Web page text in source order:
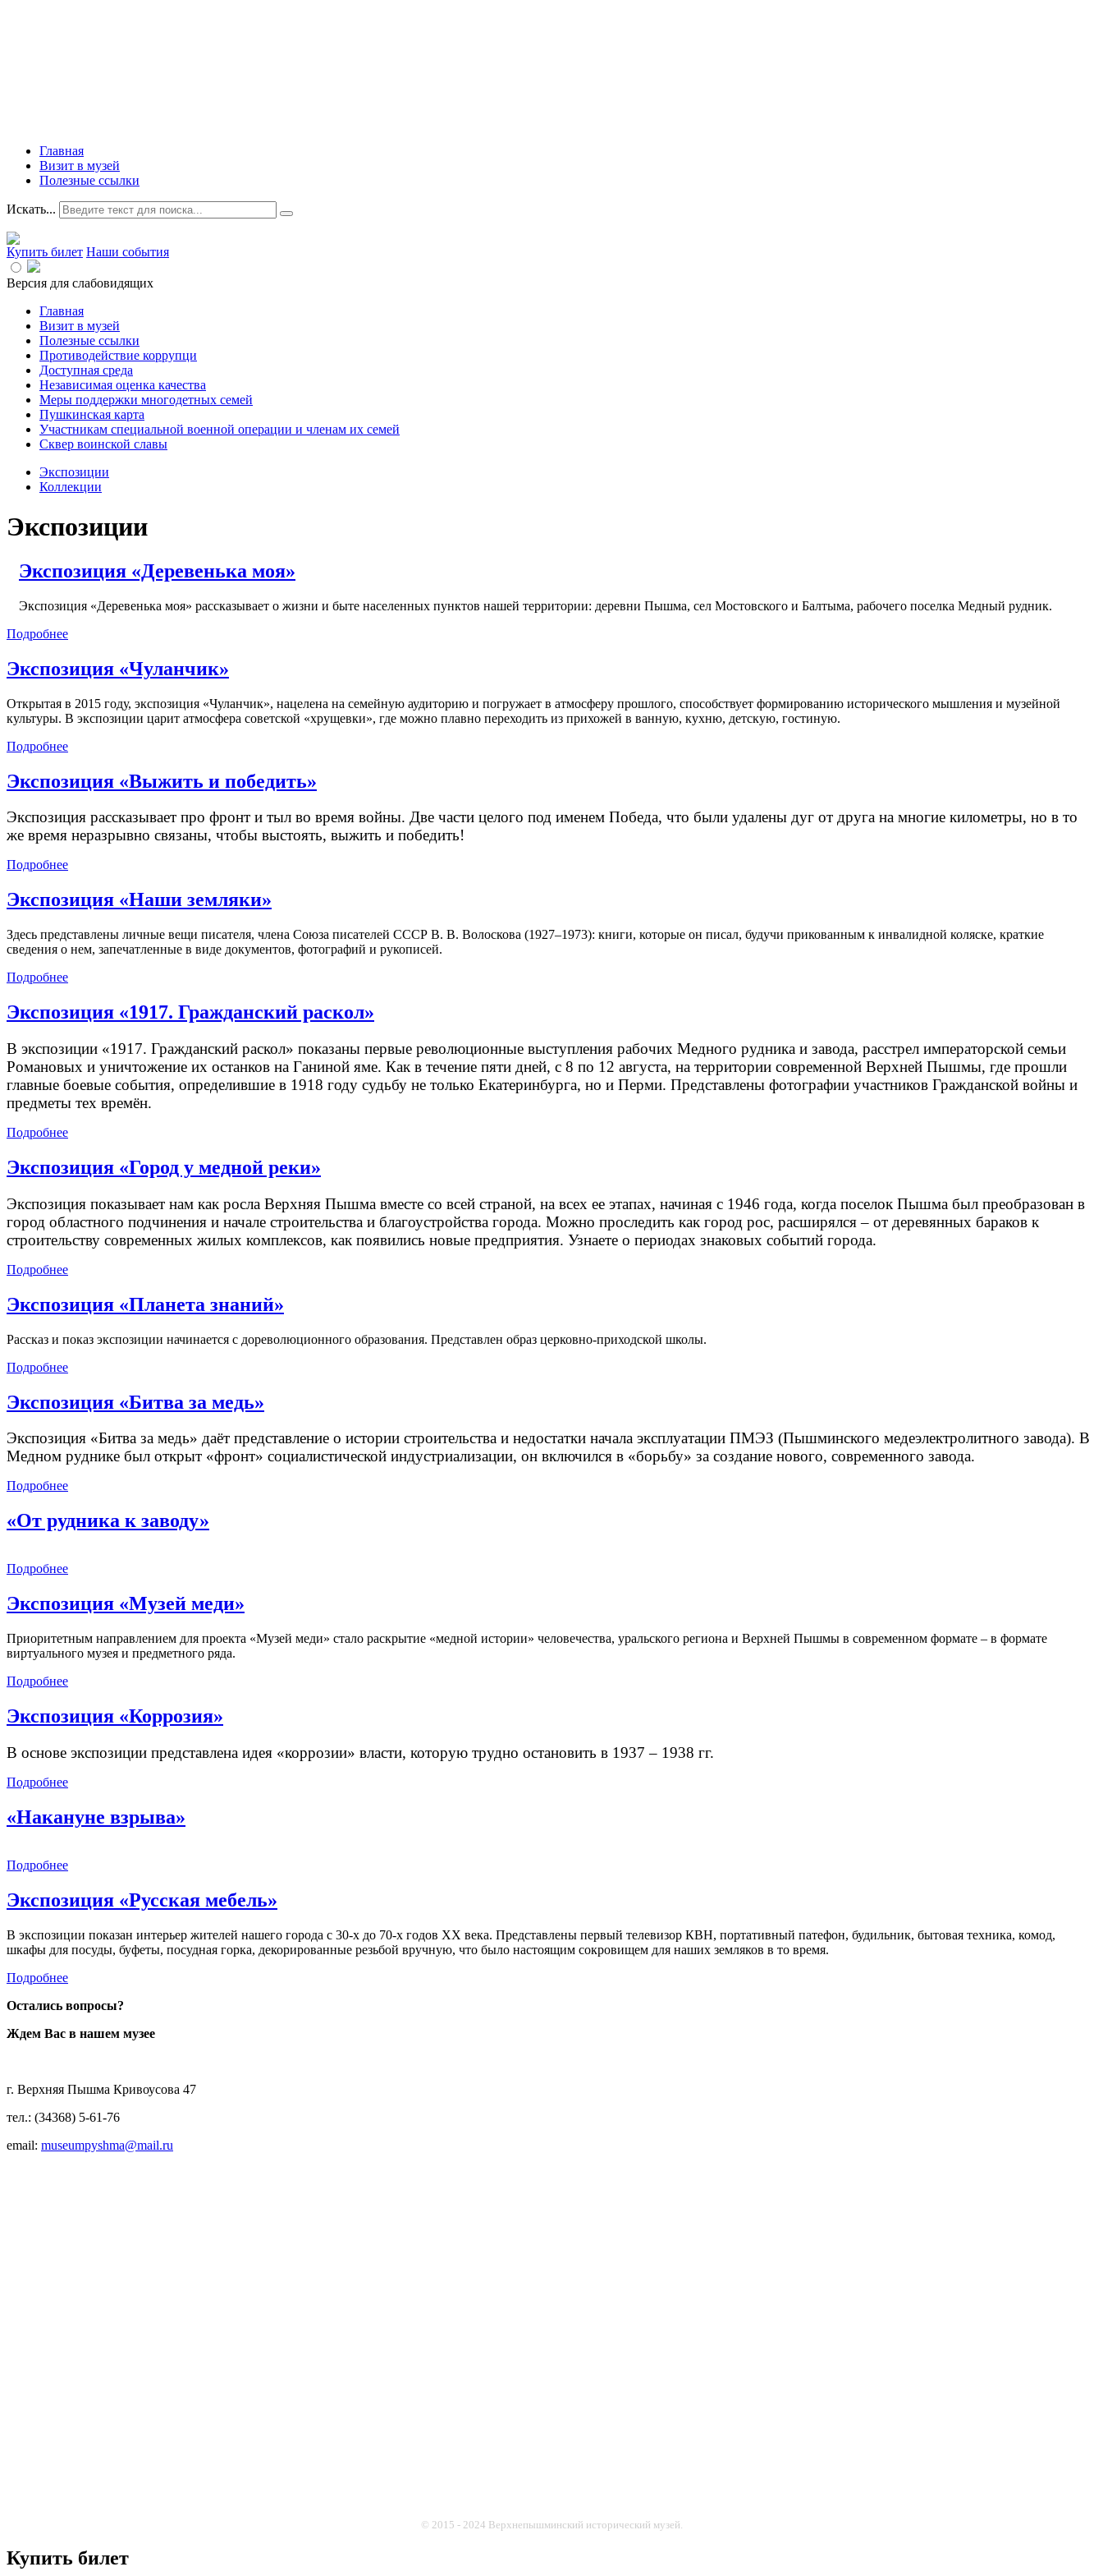
Главная
Визит в музей
Полезные ссылки
Искать...
Купить билет Наши события
Версия для слабовидящих
Главная
Визит в музей
Полезные ссылки
Противодействие коррупци
Доступная среда
Независимая оценка качества
Меры поддержки многодетных семей
Пушкинская карта
Участникам специальной военной операции и членам их семей
Сквер воинской славы
Экспозиции
Коллекции
Экспозиции
Экспозиция «Деревенька моя»
Экспозиция «Деревенька моя» рассказывает о жизни и быте населенных пунктов нашей территории: деревни Пышма, сел Мостовского и Балтыма, рабочего поселка Медный рудник.
Подробнее
Экспозиция «Чуланчик»
Открытая в 2015 году, экспозиция «Чуланчик», нацелена на семейную аудиторию и погружает в атмосферу прошлого, способствует формированию исторического мышления и музейной
культуры. В экспозиции царит атмосфера советской «хрущевки», где можно плавно переходить из прихожей в ванную, кухню, детскую, гостиную.
Подробнее
Экспозиция «Выжить и победить»
Экспозиция рассказывает про фронт и тыл во время войны. Две части целого под именем Победа, что были удалены дуг от друга на многие километры, но в то
же время неразрывно связаны, чтобы выстоять, выжить и победить!
Подробнее
Экспозиция «Наши земляки»
Здесь представлены личные вещи писателя, члена Союза писателей СССР В. В. Волоскова (1927–1973): книги, которые он писал, будучи прикованным к инвалидной коляске, краткие
сведения о нем, запечатленные в виде документов, фотографий и рукописей.
Подробнее
Экспозиция «1917. Гражданский раскол»
В экспозиции «1917. Гражданский раскол» показаны первые революционные выступления рабочих Медного рудника и завода, расстрел императорской семьи
Романовых и уничтожение их останков на Ганиной яме. Как в течение пяти дней, с 8 по 12 августа, на территории современной Верхней Пышмы, где прошли
главные боевые события, определившие в 1918 году судьбу не только Екатеринбурга, но и Перми. Представлены фотографии участников Гражданской войны и
предметы тех времён.
Подробнее
Экспозиция «Город у медной реки»
Экспозиция показывает нам как росла Верхняя Пышма вместе со всей страной, на всех ее этапах, начиная с 1946 года, когда поселок Пышма был преобразован в
город областного подчинения и начале строительства и благоустройства города. Можно проследить как город рос, расширялся – от деревянных бараков к
строительству современных жилых комплексов, как появились новые предприятия. Узнаете о периодах знаковых событий города.
Подробнее
Экспозиция «Планета знаний»
Рассказ и показ экспозиции начинается с дореволюционного образования. Представлен образ церковно-приходской школы.
Подробнее
Экспозиция «Битва за медь»
Экспозиция «Битва за медь» даёт представление о истории строительства и недостатки начала эксплуатации ПМЭЗ (Пышминского медеэлектролитного завода). В
Медном руднике был открыт «фронт» социалистической индустриализации, он включился в «борьбу» за создание нового, современного завода.
Подробнее
«От рудника к заводу»
Подробнее
Экспозиция «Музей меди»
Приоритетным направлением для проекта «Музей меди» стало раскрытие «медной истории» человечества, уральского региона и Верхней Пышмы в современном формате – в формате
виртуального музея и предметного ряда.
Подробнее
Экспозиция «Коррозия»
В основе экспозиции представлена идея «коррозии» власти, которую трудно остановить в 1937 – 1938 гг.
Подробнее
«Накануне взрыва»
Подробнее
Экспозиция «Русская мебель»
В экспозиции показан интерьер жителей нашего города с 30-х до 70-х годов XX века. Представлены первый телевизор КВН, портативный патефон, будильник, бытовая техника, комод,
шкафы для посуды, буфеты, посудная горка, декорированные резьбой вручную, что было настоящим сокровищем для наших земляков в то время.
Подробнее
Остались вопросы?
Ждем Вас в нашем музее
г. Верхняя Пышма Кривоусова 47
тел.: (34368) 5-61-76
email: museumpyshma@mail.ru
© 2015 - 2024 Верхнепышминский исторический музей.
Купить билет